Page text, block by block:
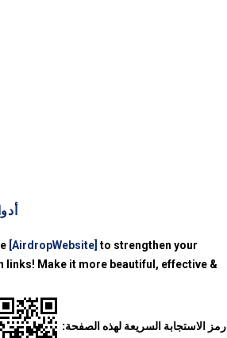
[AirdropWebsite] to strengthen your
Make it more beautiful, effective &
رمز الاستجابة السريعة لهذه الصفحة: